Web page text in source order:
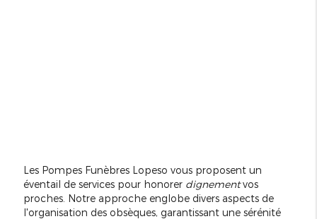
Les Pompes Funèbres Lopeso vous proposent un
éventail de services pour honorer dignementvos
proches. Notre approche englobe divers aspects de
l'organisation des obsèques, garantissant une sérénité